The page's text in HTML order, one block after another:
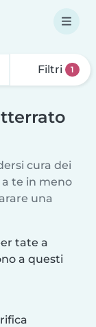
Filtri 1
cura dei
te in meno
una
tate a
a questi